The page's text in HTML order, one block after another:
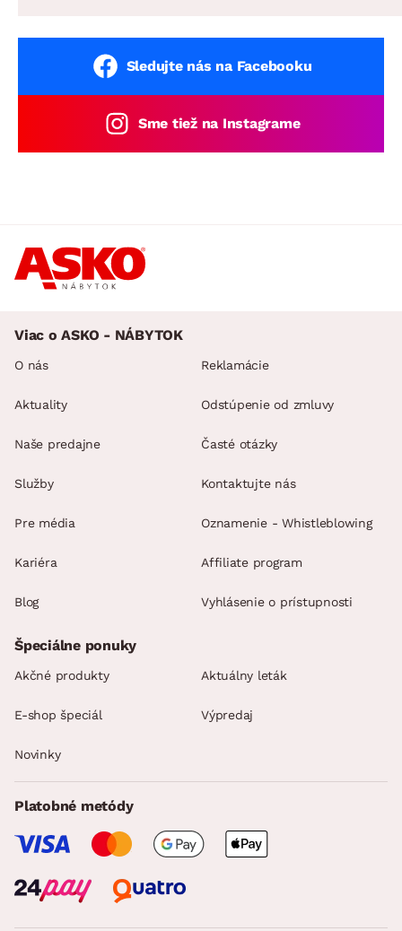
sedacích súprav
Sledujte nás na Facebooku
Sme tiež na Instagrame
Viac o ASKO - NÁBYTOK
O nás
Aktuality
Naše predajne
Služby
Pre média
Kariéra
Blog
Reklamácie
Odstúpenie od zmluvy
Časté otázky
Kontaktujte nás
Oznamenie - Whistleblowing
Affiliate program
Vyhlásenie o prístupnosti
Špeciálne ponuky
Akčné produkty Aktuálny leták
E-shop špeciál Výpredaj
Novinky
Platobné metódy